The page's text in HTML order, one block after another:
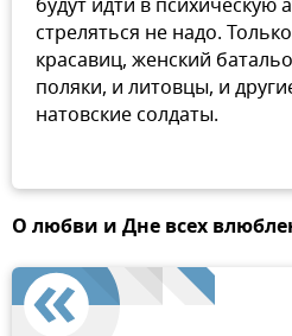
будут идти в психическую
стреляться не надо.
красавиц, женский
поляки, и литовцы, и
натовские солдаты.
О любви и Дне всех